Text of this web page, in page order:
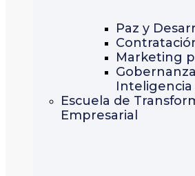
Paz y
Marketing
Inteligencia
Escuela de
Empresarial